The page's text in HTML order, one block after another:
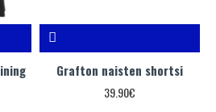
Grafton naisten shortsi
39.90€